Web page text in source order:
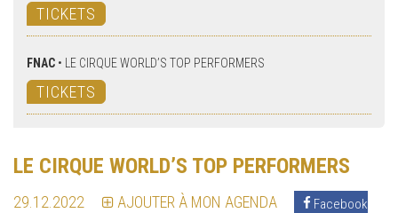
TICKETS
FNAC • LE CIRQUE WORLD’S TOP PERFORMERS
TICKETS
LE CIRQUE WORLD’S TOP PERFORMERS
29.12.2022 AJOUTER À MON AGENDA Facebook